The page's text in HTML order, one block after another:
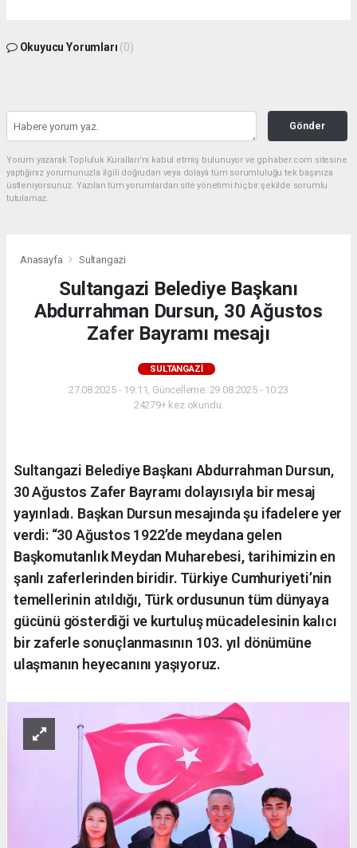
Okuyucu Yorumları (0)
Gönder
Yorum yazarak Topluluk Kuralları’nı kabul etmiş bulunuyor ve gphaber.com sitesine
yaptığınız yorumunuzla ilgili doğrudan veya dolaylı tüm sorumluluğu tek başınıza
üstleniyorsunuz. Yazılan tüm yorumlardan site yönetimi hiçbir şekilde sorumlu
tutulamaz.
Anasayfa Sultangazi
Sultangazi Belediye Başkanı
Abdurrahman Dursun, 30 Ağustos
Zafer Bayramı mesajı
SULTANGAZI
27.08.2025 - 19:11, Güncelleme: 29.08.2025 - 10:23
24279+ kez okundu.
Sultangazi Belediye Başkanı Abdurrahman Dursun,
30 Ağustos Zafer Bayramı dolayısıyla bir mesaj
yayınladı. Başkan Dursun mesajında şu ifadelere yer
verdi: “30 Ağustos 1922’de meydana gelen
Başkomutanlık Meydan Muharebesi, tarihimizin en
şanlı zaferlerinden biridir. Türkiye Cumhuriyeti’nin
temellerinin atıldığı, Türk ordusunun tüm dünyaya
gücünü gösterdiği ve kurtuluş mücadelesinin kalıcı
bir zaferle sonuçlanmasının 103. yıl dönümüne
ulaşmanın heyecanını yaşıyoruz.